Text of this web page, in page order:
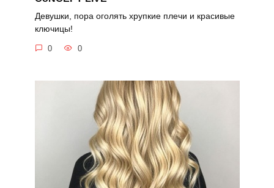
Девушки, пора оголять хрупкие плечи и красивые
ключицы!
0 0